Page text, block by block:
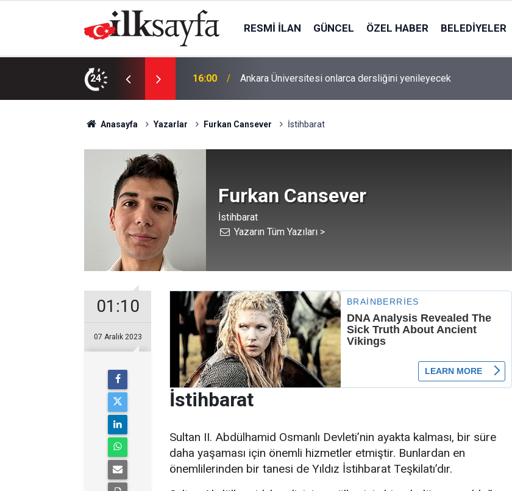
RESMI İLAN GÜNCEL ÖZEL HABER BELEDIYELER
24 15:30 Ankara’nın barajlarında son durum: Doluluk yüzde 43,65’e geriledi
Anasayfa Yazarlar Furkan Cansever İstihbarat
Furkan Cansever
İstihbarat
Yazarın Tüm Yazıları >
01:10
07 Aralık 2023
İstihbarat
Sultan II. Abdülhamid Osmanlı Devleti’nin ayakta kalması, bir süre
daha yaşaması için önemli hizmetler etmiştir. Bunlardan en
önemlilerinden bir tanesi de Yıldız İstihbarat Teşkilatı’dır.